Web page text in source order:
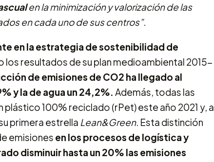
en la minimización y valorización de las
en cada uno de sus centros”.
en la estrategia de sostenibilidad de
los resultados de su plan medioambiental 2015-
de emisiones de CO2 ha llegado al
y la de agua un 24,2%. Además, todas las
100% reciclado (rPet) este año 2021 y, a
primera estrella Lean&Green. Esta distinción
emisiones en los procesos de logística y
disminuir hasta un 20% las emisiones